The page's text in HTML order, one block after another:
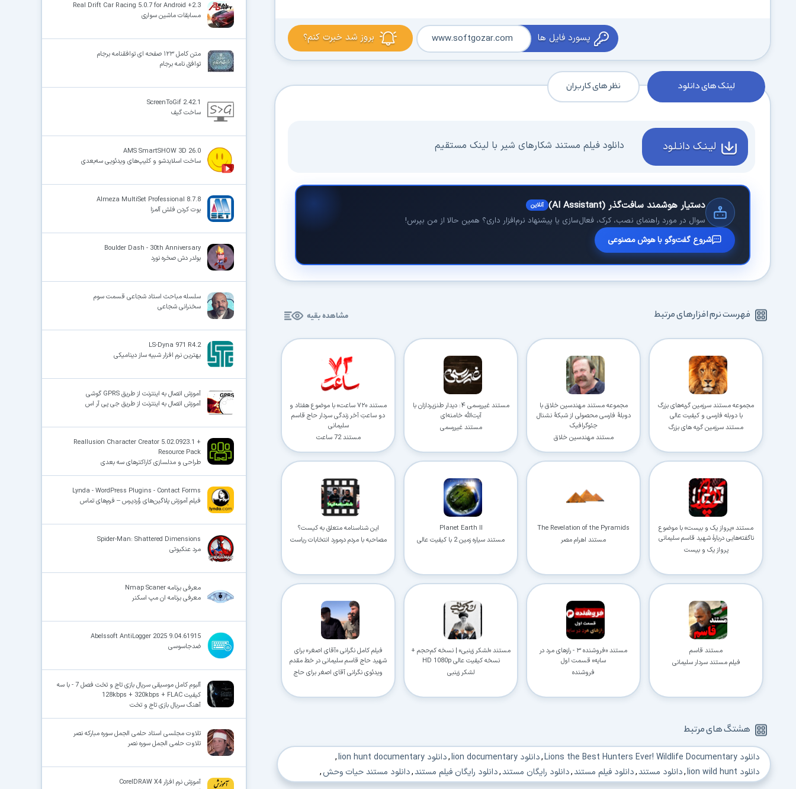
بروز شد خبرت کنم؟ پسورد فایل ها www.softgozar.com
لینک های دانلود نظر های کاربران
لیـنـک دانـلـود دانلود فیلم مستند شکارهای شیر با لینک مستقیم
دستیار هوشمند سافت‌گذر (AI Assistant) آنلاین
سوال در مورد راهنمای نصب، کرک، فعال‌سازی یا پیشنهاد نرم‌افزار داری؟ همین حالا از من بپرس!
شروع گفت‌وگو با هوش مصنوعی
فهرست نرم افزارهای مرتبط مشاهده بقیه
مجموعه مستند سرزمین گربه‌های بزرگ
با دوبله فارسی و کیفیت عالی
مستند سرزمین گربه های بزرگ
مجموعه مستند مهندسین خلاق با
دوبلهٔ فارسی محصولی از شبکهٔ نشنال
جئوگرافیک
مستند مهندسین خلاق
مستند غیررسمی ۴: دیدار طنزپردازان با
آیت‌الله خامنه‌ای
مستند غیررسمی
مستند «۷۲ ساعت» با موضوع هفتاد و
دو ساعتِ آخر زندگی سردار حاج قاسم
سلیمانی
مستند 72 ساعت
مستند «پرواز یک و بیست» با موضوع
ناگفته‌هایی دربارهٔ شهید قاسم سلیمانی
پرواز یک و بیست
The Revelation of the Pyramids
مستند اهرام مصر
Planet Earth II
مستند سیاره زمین 2 با کیفیت عالی
این شناسنامه متعلق به کیست؟
مصاحبه با مردم درمورد انتخابات ریاست
مستند قاسم
فیلم مستند سردار سلیمانی
مستند «فروشنده ۳ - رازهای مرد در
سایه» قسمت اول
فروشنده
مستند «لشکر زینبی» | نسخه کم‌حجم +
نسخه کیفیت عالی HD 1080p
لشکر زینبی
فیلم کامل نگرانی «آقای اصغر» برای
شهید حاج قاسم سلیمانی در خط مقدم
ویدئوی نگرانی آقای اصغر برای حاج
هشتگ های مرتبط
دانلود Lions the Best Hunters Ever! Wildlife Documentary ,دانلود lion documentary ,دانلود lion hunt documentary
,
دانلود lion wild hunt
,دانلود مستند,دانلود فیلم مستند,دانلود رایگان مستند,دانلود رایگان فیلم مستند,دانلود مستند حیات وحش,
Real Drift Car Racing 5.0.7 for Android +2.3
مسابقات ماشین سواری
متن کامل ١٢٣ صفحه ای توافقنامه برجام
توافق نامه برجام
ScreenToGif 2.42.1
ساخت گیف
AMS SmartSHOW 3D 26.0
ساخت اسلایدشو و کلیپ‌های ویدئویی سه‌بعدی
Almeza MultiSet Professional 8.7.8
بوت کردن فلش آلمزا
Boulder Dash - 30th Anniversary
بولدر دش صخره نورد
سلسله مباحث استاد شجاعی قسمت سوم
سخنرانی شجاعی
LS-Dyna 971 R4.2
بهترین نرم افزار شبیه ساز دینامیکی
آموزش اتصال به اینترنت از طریق GPRS گوشی
آموزش اتصال به اینترنت از طریق جی پی آر اس
Reallusion Character Creator 5.02.0923.1 +
Resource Pack
طراحی و مدلسازی کاراکترهای سه بعدی
Lynda - WordPress Plugins - Contact Forms
فیلم آموزش پلاگین‌های وُردپرس – فرم‌های تماس
Spider-Man: Shattered Dimensions
مرد عنکبوتی
معرفی برنامه Nmap Scaner
معرفی برنامه ان مپ اسکنر
Abelssoft AntiLogger 2025 9.04.61915
ضدجاسوسی
آلبوم کامل موسیقی سریال بازی تاج و تخت فصل 7 - با سه
کیفیت 128kbps + 320kbps + FLAC
آهنگ سریال بازی تاج و تخت
تلاوت مجلسی استاد حلمی الجمل سوره مبارکه نصر
تلاوت حلمی الجمل سوره نصر
آموزش نرم افزار CorelDRAW X4
در حال آماده‌سازی لینک دانلود...
🛡️ ۱۸ سال سابقه اعتبار
⭐ با عضویت ویژه، تمام محدودیت‌ها را بردارید:
پاسخ‌گویی فوری به خطاهای نصب، راهنمای خط به‌خط کرک و پیشنهاد نرم‌افزارهای
کاربردی
ثبات دانلود (Resume): ادامه دانلود پس از قطع اینترنت و دانلود موازی چند فایل
آرشیو کامل نسخه‌ها:دسترسی به تمام نسخه‌های قدیمی نرم‌افزارها
⚡ ارتقا به حساب VIP و دانلود فوری
فقط کمتر از روزی 1,093 تومان
قبلاً عضو شدم — ورود به حساب کاربری